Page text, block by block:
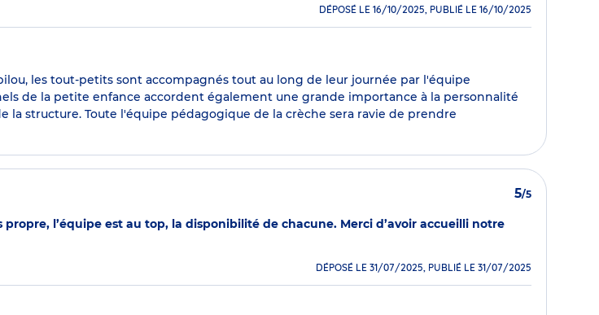
DÉPOSÉ LE 16/10/2025, PUBLIÉ LE 16/10/2025
les tout-petits sont accompagnés tout au long de leur journée par l'équipe
de la petite enfance accordent également une grande importance à la personnalité
structure. Toute l'équipe pédagogique de la crèche sera ravie de prendre
5/5
l’équipe est au top, la disponibilité de chacune. Merci d’avoir accueilli notre
DÉPOSÉ LE 31/07/2025, PUBLIÉ LE 31/07/2025